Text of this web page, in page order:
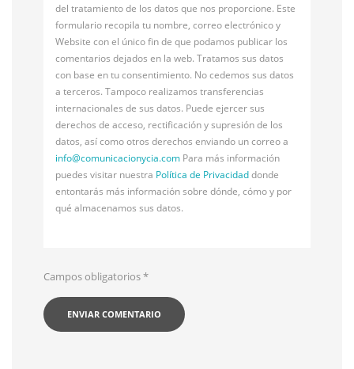
del tratamiento de los datos que nos proporcione. Este
formulario recopila tu nombre, correo electrónico y
Website con el único fin de que podamos publicar los
comentarios dejados en la web. Tratamos sus datos
con base en tu consentimiento. No cedemos sus datos
a terceros. Tampoco realizamos transferencias
internacionales de sus datos. Puede ejercer sus
derechos de acceso, rectificación y supresión de los
datos, así como otros derechos enviando un correo a
info@comunicacionycia.com Para más información
puedes visitar nuestra Política de Privacidaddonde
entontarás más información sobre dónde, cómo y por
qué almacenamos sus datos.
Campos obligatorios*